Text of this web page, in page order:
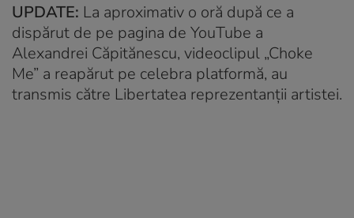
UPDATE: La aproximativ o oră după ce a
dispărut de pe pagina de YouTube a
Alexandrei Căpitănescu, videoclipul „Choke
Me” a reapărut pe celebra platformă, au
transmis către Libertatea reprezentanții artistei.